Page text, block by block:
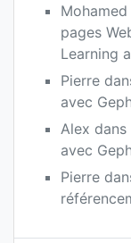
pages
Learning
Pierre
avec
Alex dans
avec
Pierre